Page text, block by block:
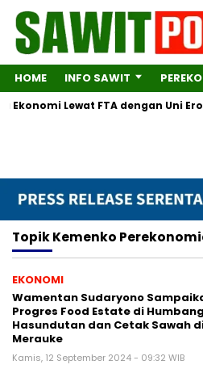
HOME INFO SAWIT
Lewat FTA dengan Uni
TopikKemenko
EKONOMI
Wamentan Sudaryono
Progres Food Estate di Humbang
Hasundutan dan Cetak Sawah
Merauke
Kamis, 12 September 2024 - 09:32 WIB